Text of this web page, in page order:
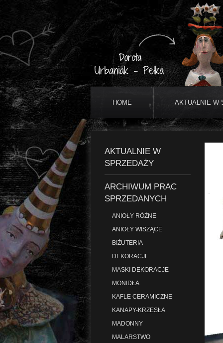
HOME AKTUALNIE W
AKTUALNIE W
SPRZEDAŻY
ARCHIWUM PRAC
SPRZEDANYCH
ANIOŁY RÓŻNE
ANIOŁY WISZĄCE
BIŻUTERIA
DEKORACJE
MASKI DEKORACJE
MONIDŁA
KAFLE CERAMICZNE
KANAPY-KRZESŁA
MADONNY
MALARSTWO